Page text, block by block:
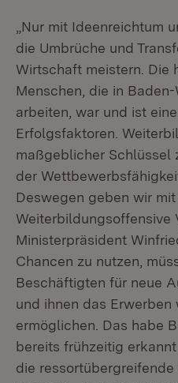
„Nur mit Ideenreichtum
die Umbrüche und
Wirtschaft meistern. Die
Menschen, die in
arbeiten, war und ist
Erfolgsfaktoren.
maßgeblicher Schlüssel
der
Deswegen geben wir
Weiterbildungsoffensive
Ministerpräsident
Chancen zu nutzen,
Beschäftigten für neue
und ihnen das
ermöglichen. Das habe
bereits frühzeitig
die